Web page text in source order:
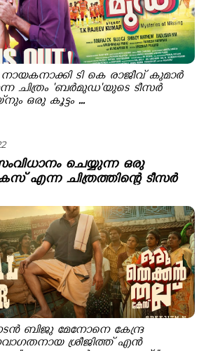
ടി കെ രാജീവ് കുമാര്‍
ചിത്രം 'ബര്‍മുഡ'യുടെ ടീസര്‍
ഒരു കൂട്ടം ...
ചെയ്യുന്ന ഒരു
എന്ന ചിത്രത്തിന്റെ ടീസർ
ബിജു മേനോനെ കേന്ദ്ര
ശ്രീജിത്ത് എൻ